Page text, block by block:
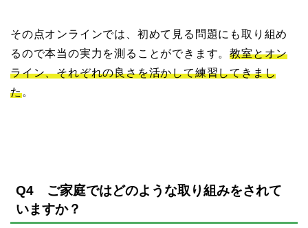
その点オンラインでは、初めて見る問題にも取り組め
るので本当の実力を測ることができます。教室とオン
ライン、それぞれの良さを活かして練習してきまし
た。
Q4 ご家庭ではどのような取り組みをされて
いますか？